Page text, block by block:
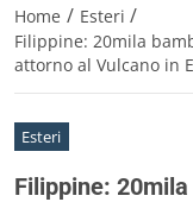
Home / Esteri /
Filippine: 20mila
attorno al Vulcano in
Esteri
Filippine: